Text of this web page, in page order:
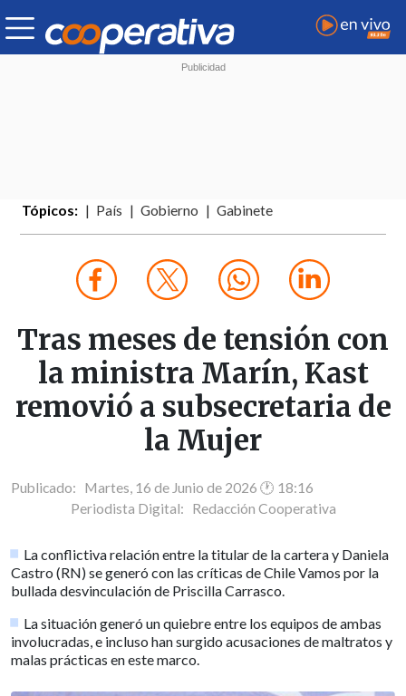
Tópicos: País Gobierno Gabinete
Tras meses de tensión con
la ministra Marín, Kast
removió a subsecretaria de
la Mujer
Publicado: Martes, 16 de Junio de 2026 🕐 18:16
Periodista Digital: Redacción Cooperativa
La conflictiva relación entre la titular de la cartera y Daniela
Castro (RN) se generó con las críticas de Chile Vamos por la
bullada desvinculación de Priscilla Carrasco.
La situación generó un quiebre entre los equipos de ambas
involucradas, e incluso han surgido acusaciones de maltratos y
malas prácticas en este marco.